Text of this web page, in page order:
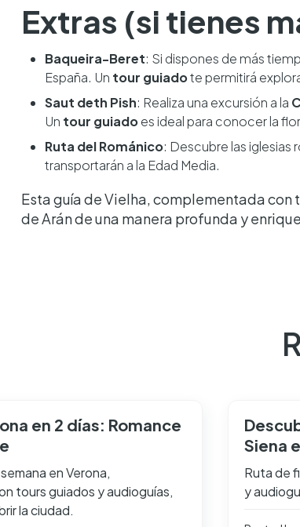
Extras (si tienes
Baqueira-Beret: Si dispones de más
España. Un tour guiadote permitirá
Saut deth Pish: Realiza una excursión a la
Un tour guiadoes ideal para conocer la
Ruta del Románico: Descubre las iglesias
transportarán a la Edad Media.
Esta guía de Vielha, complementada
de Arán de una manera profunda y
en 2 días: Romance
en Verona,
tours guiados y audioguías,
la ciudad.
Siena
Ruta de
y